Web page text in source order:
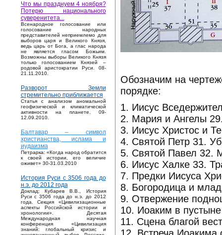
Что мы празднуем 4 ноября?
Потерю национального
суверенитета...
Bсенародное голосование или
голосование народных
представителей неприемлемо для
выборов царя и Великого Князя,
ведь царь от Бога, а глас народа
не является гласом Божьим.
Возможны выборы Великого Князя
только голосованием Князей –
родовой аристократии Руси. 08-
21.11.2010.
Разворот Земли
стремительно приближается
Статья с анализом аномальной
геофизической и климатической
активности на планете. 09-
12.09.2010.
Балтавар – символ
христианства, ислама и
иудаизма
Петрарка: «Когда народ обратится
к своей истории, его величие
оживет» 30-31.03.2010
История Руси с 3506 года до
н.э. до 2012 года
Доклад: Кубарев В.В., История
Руси с 3506 года до н.э. до 2012
года. Секция «Цивилизационные
аспекты Российской истории и
хронологии». Десятая
Международная научная
конференция «Цивилизация
знаний: глобальный кризис и
Обозначим на
порядке:
1. Иисус
2. Мария и Ангелы
3. Иисус Христос и
4. Святой Петр 31.
5. Святой Павел 32.
6. Иисус Халке 33.
7. Предки Иисуса
8. Богородица и
9. Отвержение
10. Иоаким в
11. Сцена благой